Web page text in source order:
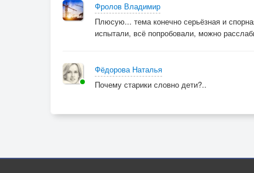
Как солнце
Словно жизнь их к истокам ведёт.
Фролов Владимир
Плюсую... тема конечно серьёзная и
испытали, всё попробовали, можно
Фёдорова Наталья
Почему старики словно дети?..